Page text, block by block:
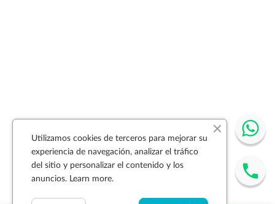
Utilizamos cookies de terceros para mejorar su
experiencia de navegación, analizar el tráfico
del sitio y personalizar el contenido y los
anuncios. Learn more.